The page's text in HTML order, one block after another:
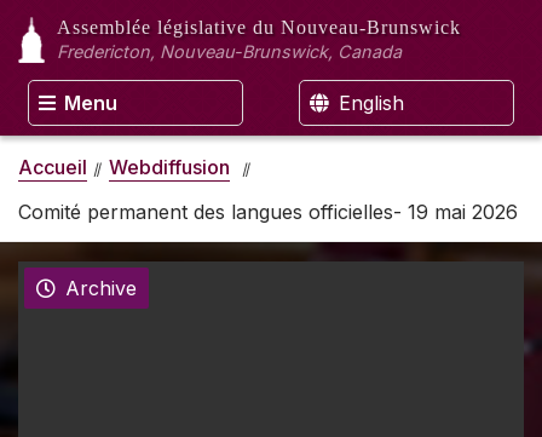
Assemblée législative du Nouveau-Brunswick
Fredericton, Nouveau-Brunswick, Canada
Menu English
Accueil
Webdiffusion
Comité permanent des langues officielles- 19 mai 2026
Archive